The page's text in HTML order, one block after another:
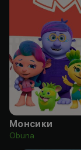
Монсики
Obuna